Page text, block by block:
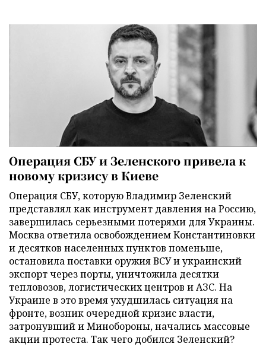
Операция СБУ и Зеленского привела к
новому кризису в Киеве
Операция СБУ, которую Владимир Зеленский
представлял как инструмент давления на Россию,
завершилась серьезными потерями для Украины.
Москва ответила освобождением Константиновки
и десятков населенных пунктов поменьше,
остановила поставки оружия ВСУ и украинский
экспорт через порты, уничтожила десятки
тепловозов, логистических центров и АЗС. На
Украине в это время ухудшилась ситуация на
фронте, возник очередной кризис власти,
затронувший и Минобороны, начались массовые
акции протеста. Так чего добился Зеленский?